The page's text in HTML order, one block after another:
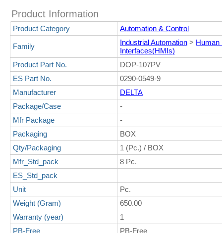
Product Information
Product Category Automation & Control
Family Industrial Automation > Human
Interfaces(HMIs)
Product Part No.
DOP-107PV
ES Part No.
0290-0549-9
Manufacturer
DELTA
Package/Case
-
Mfr Package
-
Packaging
BOX
Qty/Packaging
1 (Pc.) / BOX
Mfr_Std_pack
8 Pc.
ES_Std_pack
Unit
Pc.
Weight (Gram)
650.00
Warranty (year)
1
PB-Free
PB-Free